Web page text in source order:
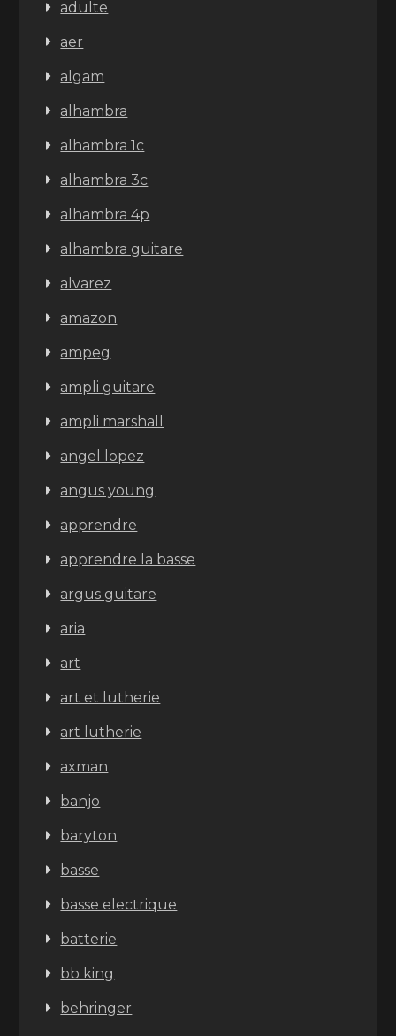
adulte
aer
algam
alhambra
alhambra 1c
alhambra 3c
alhambra 4p
alhambra guitare
alvarez
amazon
ampeg
ampli guitare
ampli marshall
angel lopez
angus young
apprendre
apprendre la basse
argus guitare
aria
art
art et lutherie
art lutherie
axman
banjo
baryton
basse
basse electrique
batterie
bb king
behringer